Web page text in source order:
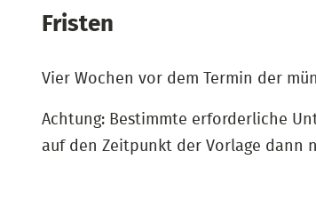
Fristen
Vier Wochen vor dem Termin der
Achtung: Bestimmte erforderliche
auf den Zeitpunkt der Vorlage dann